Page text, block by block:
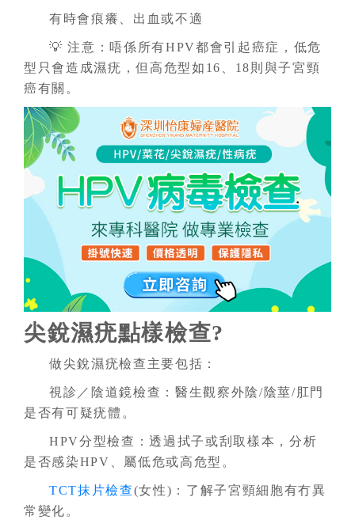
有時會痕癢、出血或不適
💡 注意：唔係所有HPV都會引起癌症，低危
型只會造成濕疣，但高危型如16、18則與子宮頸
癌有關。
尖銳濕疣點樣檢查?
做尖銳濕疣檢查主要包括：
視診／陰道鏡檢查：醫生觀察外陰/陰莖/肛門
是否有可疑疣體。
HPV分型檢查：透過拭子或刮取樣本，分析
是否感染HPV、屬低危或高危型。
TCT抹片檢查(女性)：了解子宮頸細胞有冇異
常變化。